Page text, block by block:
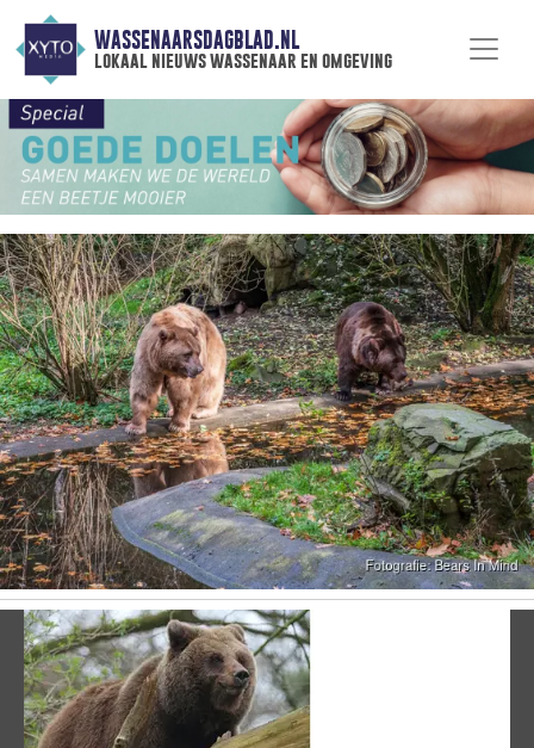
WASSENAARSDAGBLAD.NL
lokaal nieuws wassenaar en omgeving
Vorige